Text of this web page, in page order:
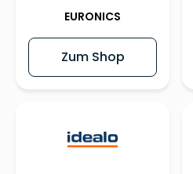
EURONICS
Zum Shop